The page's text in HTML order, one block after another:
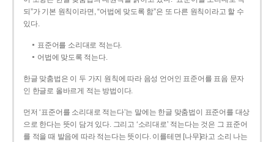
되”가 기본 원칙이라면, “어법에 맞도록 함”은 또 다른 원칙이라고 할 수
있다.
표준어를 소리대로 적는다.
어법에 맞도록 적는다.
한글 맞춤법은 이 두 가지 원칙에 따라 음성 언어인 표준어를 표음 문자
인 한글로 올바르게 적는 방법이다.
먼저 ‘표준어를 소리대로 적는다’는 말에는 한글 맞춤법이 표준어를 대상
으로 한다는 뜻이 담겨 있다. 그리고 ‘소리대로’ 적는다는 것은 그 표준어
를 적을 때 발음에 따라 적는다는 뜻이다. 이를테면 [나무]라고 소리 나는